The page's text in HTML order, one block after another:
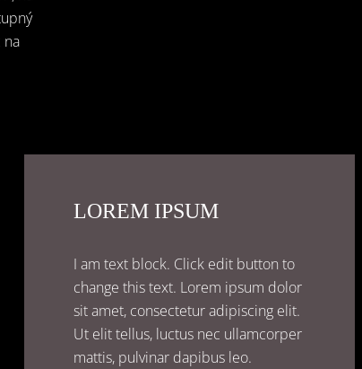
na
LOREM IPSUM
I am text block. Click edit button to
change this text. Lorem ipsum dolor
sit amet, consectetur adipiscing elit.
Ut elit tellus, luctus nec ullamcorper
mattis, pulvinar dapibus leo.